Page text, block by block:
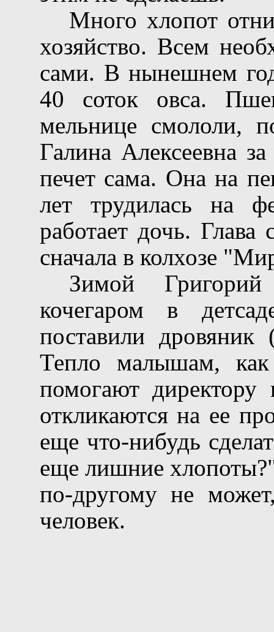
Много хлопот
хозяйство. Всем
сами. В нынешнем
40 соток овса.
мельнице смололи,
Галина Алексеевна
печет сама. Она на
лет трудилась на
работает дочь.
сначала в колхозе
Зимой Григорий
кочегаром в
поставили
Тепло малышам,
помогают
откликаются на ее
еще что-нибудь
еще лишние
по-другому не
человек.